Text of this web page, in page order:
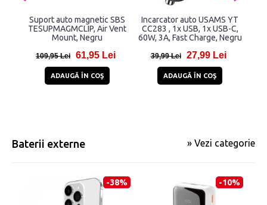
Suport auto magnetic SBS
TESUPMAGMCLIP, Air Vent
Mount, Negru
109,95 Lei 61,95 Lei
ADAUGĂ ÎN COŞ
Incarcator auto USAMS YT
CC283 , 1x USB, 1x USB-C,
60W, 3A, Fast Charge, Negru
39,99 Lei 27,99 Lei
ADAUGĂ ÎN COŞ
Baterii externe » Vezi categorie
-38% -10%